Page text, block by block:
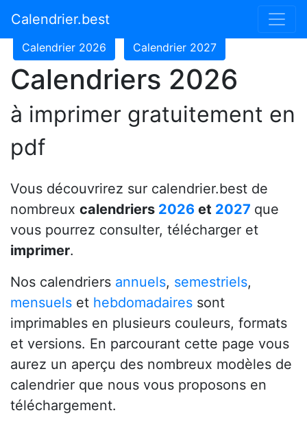
Calendrier.best
Calendrier 2024
Calendrier 2026 Calendrier 2027
Calendriers 2026
à imprimer gratuitement en
pdf
Vous découvrirez sur calendrier.best de
nombreux calendriers 2026 et 2027 que
vous pourrez consulter, télécharger et
imprimer.
Nos calendriers annuels, semestriels,
mensuels et hebdomadaires sont
imprimables en plusieurs couleurs, formats
et versions. En parcourant cette page vous
aurez un aperçu des nombreux modèles de
calendrier que nous vous proposons en
téléchargement.